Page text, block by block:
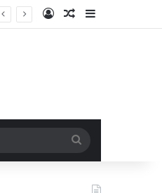
Log InRandom Article
Sidebar
for